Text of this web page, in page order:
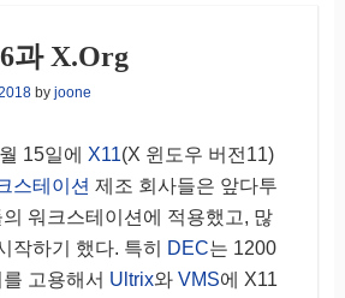
과 X.Org
by joone
15일에 X11(X 윈도우 버전11)
스테이션 제조 회사들은 앞다투
워크스테이션에 적용했고, 많
작하기 했다. 특히
DEC는 1200
고용해서 Ultrix와 VMS에 X11